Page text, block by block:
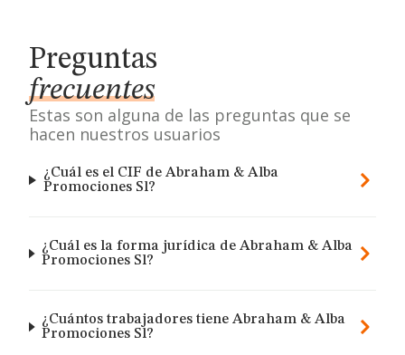
Preguntas
frecuentes
Estas son alguna de las preguntas que se
hacen nuestros usuarios
¿Cuál es el CIF de Abraham & Alba
Promociones Sl?
¿Cuál es la forma jurídica de Abraham & Alba
Promociones Sl?
¿Cuántos trabajadores tiene Abraham & Alba
Promociones Sl?